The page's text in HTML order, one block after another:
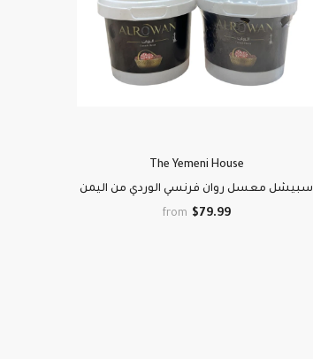
The Yemeni House
سبيشل معسل روان فرنسي الوردي من اليمن
from $79.99